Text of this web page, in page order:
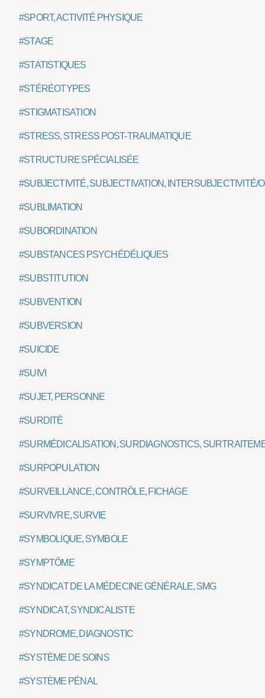
#SPORT, ACTIVITÉ PHYSIQUE
#STAGE
#STATISTIQUES
#STÉRÉOTYPES
#STIGMATISATION
#STRESS, STRESS POST-TRAUMATIQUE
#STRUCTURE SPÉCIALISÉE
#SUBJECTIVITÉ, SUBJECTIVATION, INTERSUBJECTIVITÉ/
#SUBLIMATION
#SUBORDINATION
#SUBSTANCES PSYCHÉDÉLIQUES
#SUBSTITUTION
#SUBVENTION
#SUBVERSION
#SUICIDE
#SUIVI
#SUJET, PERSONNE
#SURDITÉ
#SURMÉDICALISATION, SURDIAGNOSTICS,
#SURPOPULATION
#SURVEILLANCE, CONTRÔLE, FICHAGE
#SURVIVRE, SURVIE
#SYMBOLIQUE, SYMBOLE
#SYMPTÔME
#SYNDICAT DE LA MÉDECINE GÉNÉRALE, SMG
#SYNDICAT, SYNDICALISTE
#SYNDROME, DIAGNOSTIC
#SYSTÈME DE SOINS
#SYSTÈME PÉNAL